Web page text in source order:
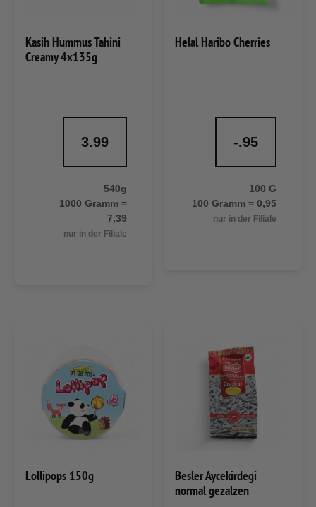
Kasih Hummus Tahini
Creamy 4x135g
3.99
540g
1000 Gramm =
7,39
nur in der Filiale
Helal Haribo Cherries
-.95
100 G
100 Gramm = 0,95
nur in der Filiale
Lollipops 150g
Besler Aycekirdegi
normal gezalzen